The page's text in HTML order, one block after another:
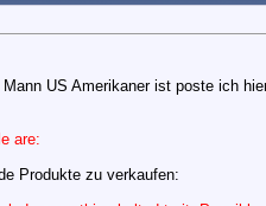
US Amerikaner ist poste ich
are:
Produkte zu verkaufen: